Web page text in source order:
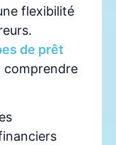
flexibilité
de prêt
comprendre